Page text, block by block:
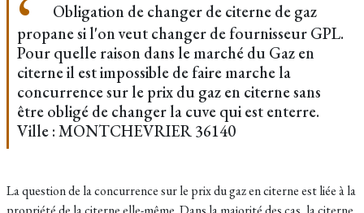
Obligation de changer de citerne de gaz
propane si l'on veut changer de fournisseur GPL.
Pour quelle raison dans le marché du Gaz en
citerne il est impossible de faire marche la
concurrence sur le prix du gaz en citerne sans
être obligé de changer la cuve qui est enterre.
Ville : MONTCHEVRIER 36140
La question de la concurrence sur le prix du gaz en citerne est liée à la